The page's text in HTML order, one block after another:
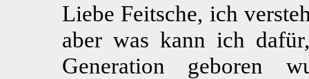
Liebe Feitsche, ich
aber was kann ich
Generation geboren